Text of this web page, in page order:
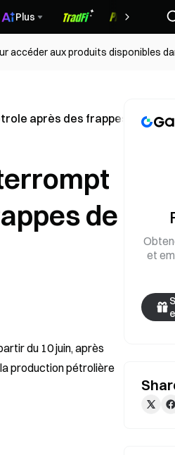
Plus
accéder aux produits disponibles
après des frappes de
de
du 10 juin, après
production pétrolière
et
e